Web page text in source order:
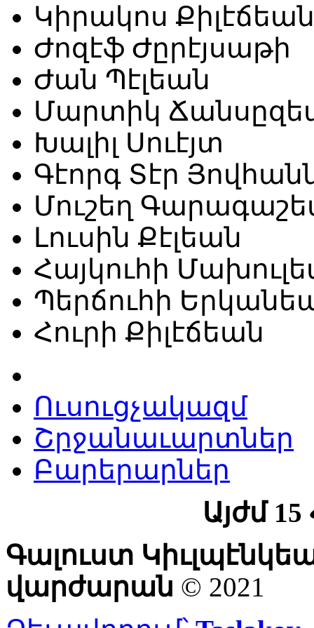
Կիրակոս Քիլէճեան
Ժոզէֆ Ժըրէյսաթի
Ժան Պէլեան
Մարտիկ
Խալիլ Սուէյտ
Գէորգ Տէր
Մուշեղ
Լուսին Քէլեան
Հայկուհի
Պերճուհի
Հուրի Քիլէճեան
Ուսուցչակազմ
Շրջանաւարտներ
Բարերարներ
Այժմ
Գալուստ
վարժարան © 2021